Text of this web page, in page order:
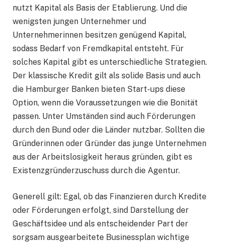
nutzt Kapital als Basis der Etablierung. Und die
wenigsten jungen Unternehmer und
Unternehmerinnen besitzen genügend Kapital,
sodass Bedarf von Fremdkapital entsteht. Für
solches Kapital gibt es unterschiedliche Strategien.
Der klassische Kredit gilt als solide Basis und auch
die Hamburger Banken bieten Start-ups diese
Option, wenn die Voraussetzungen wie die Bonität
passen. Unter Umständen sind auch Förderungen
durch den Bund oder die Länder nutzbar. Sollten die
Gründerinnen oder Gründer das junge Unternehmen
aus der Arbeitslosigkeit heraus gründen, gibt es
Existenzgründerzuschuss durch die Agentur.
Generell gilt: Egal, ob das Finanzieren durch Kredite
oder Förderungen erfolgt, sind Darstellung der
Geschäftsidee und als entscheidender Part der
sorgsam ausgearbeitete Businessplan wichtige